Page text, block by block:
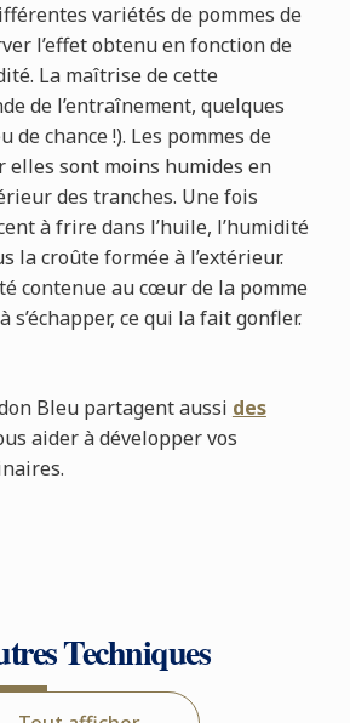
variétés de pommes de
l’effet obtenu en fonction de
La maîtrise de cette
de l’entraînement, quelques
de chance !). Les pommes de
elles sont moins humides en
des tranches. Une fois
à frire dans l’huile, l’humidité
la croûte formée à l’extérieur.
contenue au cœur de la pomme
s’échapper, ce qui la fait gonfler.
Bleu partagent aussi des
aider à développer vos
Techniques